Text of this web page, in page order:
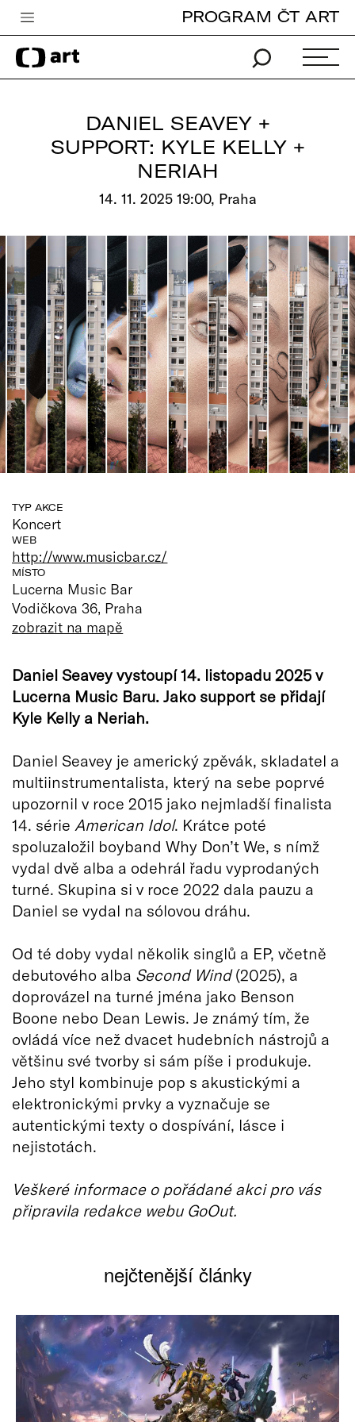
Česká televize
Zpravodajství
iVysílání
edu
Vše o ČT
PROGRAM ČT ART
DANIEL SEAVEY +
SUPPORT: KYLE KELLY +
NERIAH
14. 11. 2025 19:00, Praha
TYP AKCE
Koncert
WEB
http://www.musicbar.cz/
MÍSTO
Lucerna Music Bar
Vodičkova 36, Praha
zobrazit na mapě
Daniel Seavey vystoupí 14. listopadu 2025 v
Lucerna Music Baru. Jako support se přidají
Kyle Kelly a Neriah.
Daniel Seavey je americký zpěvák, skladatel a
multiinstrumentalista, který na sebe poprvé
upozornil v roce 2015 jako nejmladší finalista
14. série American Idol. Krátce poté
spoluzaložil boyband Why Don’t We, s nímž
vydal dvě alba a odehrál řadu vyprodaných
turné. Skupina si v roce 2022 dala pauzu a
Daniel se vydal na sólovou dráhu.
Od té doby vydal několik singlů a EP, včetně
debutového alba Second Wind(2025), a
doprovázel na turné jména jako Benson
Boone nebo Dean Lewis. Je známý tím, že
ovládá více než dvacet hudebních nástrojů a
většinu své tvorby si sám píše i produkuje.
Jeho styl kombinuje pop s akustickými a
elektronickými prvky a vyznačuje se
autentickými texty o dospívání, lásce i
nejistotách.
Veškeré informace o pořádané akci pro vás
připravila redakce webu GoOut.
nejčtenější články